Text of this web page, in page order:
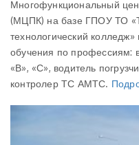
Многофункциональный
(МЦПК) на базе ГПОУ ТО
технологический
обучения по профессиям:
«В», «С», водитель
контролер ТС АМТС.